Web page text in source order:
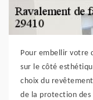
Pour embellir votre
sur le côté
choix du
de la protection des